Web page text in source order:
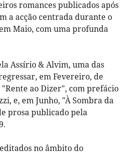
romances publicados após
a acção centrada durante o
Maio, com uma profunda
Assírio & Alvim, uma das
em Fevereiro, de
ao Dizer", com prefácio
e, em Junho, "À Sombra da
prosa publicado pela
no âmbito do